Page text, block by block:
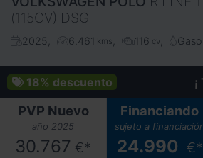
(115CV) DSG
2025 6.461 kms 116 cv
18% descuento
PVP Nuevo
año 2025
30.767 €*
Financiando
sujeto a
24.990 €*